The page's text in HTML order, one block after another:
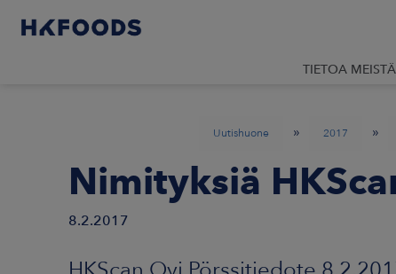
TIETOA MEISTÄ
Uutishuone » 2017 »
Nimityksiä
8.2.2017